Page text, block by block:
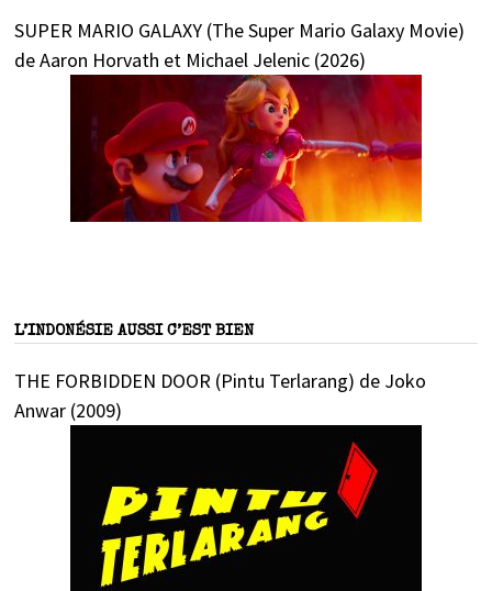
SUPER MARIO GALAXY (The Super Mario Galaxy Movie)
de Aaron Horvath et Michael Jelenic (2026)
L’INDONÉSIE AUSSI C’EST BIEN
THE FORBIDDEN DOOR (Pintu Terlarang) de Joko
Anwar (2009)